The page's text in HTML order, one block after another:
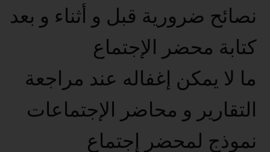
نصائح ضرورية قبل و أثناء و بعد
كتابة محضر الإجتماع
ما لا يمكن إغفاله عند مراجعة
التقارير و محاضر الإجتماعات
نموذج لمحضر إجتماع